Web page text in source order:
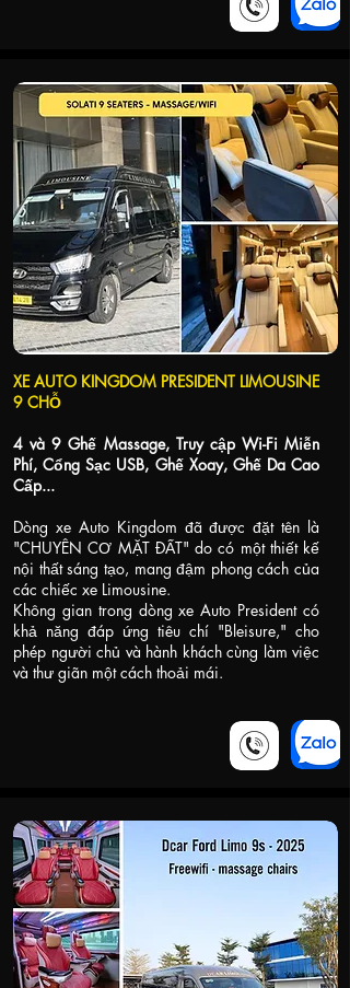
XE AUTO KINGDOM PRESIDENT LIMOUSINE
9 CHỖ
4 và 9 Ghế Massage, Truy cập Wi-Fi Miễn
Phí, Cổng Sạc USB, Ghế Xoay, Ghế Da Cao
Cấp...
Dòng xe Auto Kingdom đã được đặt tên là
"CHUYÊN CƠ MẶT ĐẤT" do có một thiết kế
nội thất sáng tạo, mang đậm phong cách của
các chiếc xe Limousine.
Không gian trong dòng xe Auto President có
khả năng đáp ứng tiêu chí "Bleisure," cho
phép người chủ và hành khách cùng làm việc
và thư giãn một cách thoải mái.